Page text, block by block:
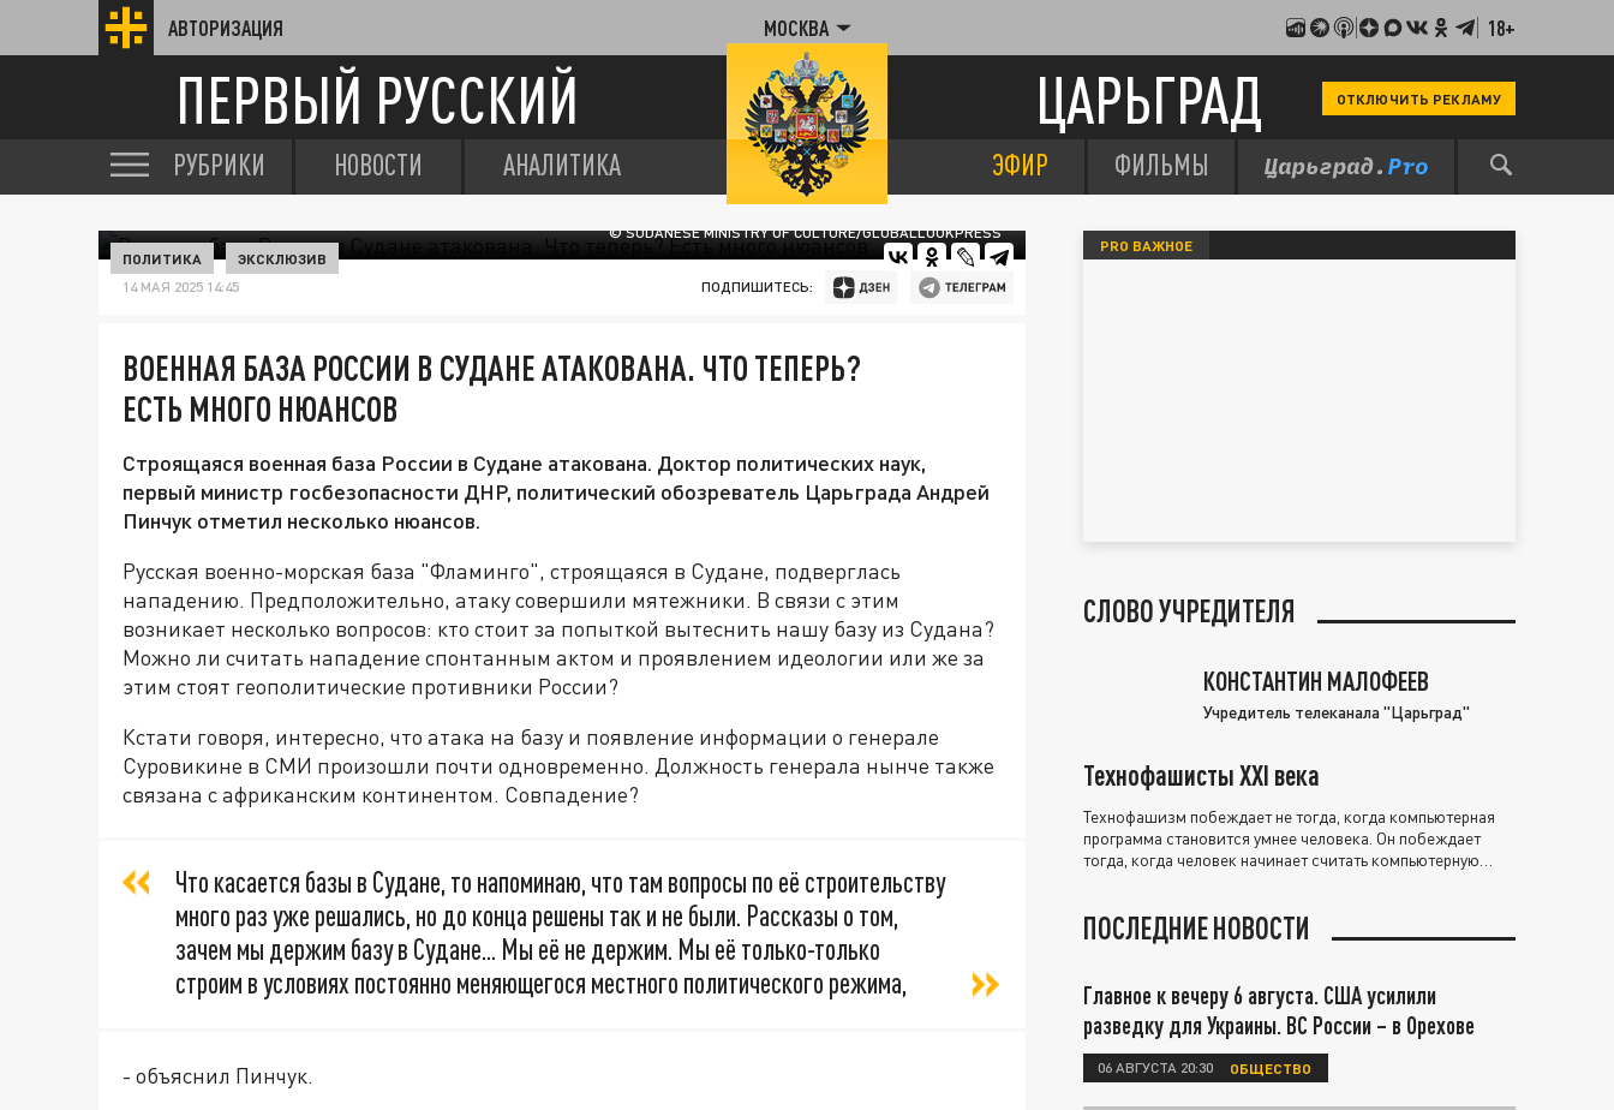
АВТОРИЗАЦИЯ МОСКВА 18+
ПЕРВЫЙ РУССКИЙ ЦАРЬГРАД ОТКЛЮЧИТЬ РЕКЛАМУ
РУБРИКИ НОВОСТИ АНАЛИТИКА ЭФИР ФИЛЬМЫ
© SUDANESE MINISTRY OF CULTURE/GLOBALLOOKPRESS
ПОЛИТИКА ЭКСКЛЮЗИВ
14 МАЯ 2025 14:45 ПОДПИШИТЕСЬ:
ВОЕННАЯ БАЗА РОССИИ В СУДАНЕ АТАКОВАНА. ЧТО ТЕПЕРЬ?
ЕСТЬ МНОГО НЮАНСОВ
Строящаяся военная база России в Судане атакована. Доктор политических наук,
первый министр госбезопасности ДНР, политический обозреватель Царьграда Андрей
Пинчук отметил несколько нюансов.
Русская военно-морская база "Фламинго", строящаяся в Судане, подверглась
нападению. Предположительно, атаку совершили мятежники. В связи с этим
возникает несколько вопросов: кто стоит за попыткой вытеснить нашу базу из Судана?
Можно ли считать нападение спонтанным актом и проявлением идеологии или же за
этим стоят геополитические противники России?
Кстати говоря, интересно, что атака на базу и появление информации о генерале
Суровикине в СМИ произошли почти одновременно. Должность генерала нынче также
связана с африканским континентом. Совпадение?
Что касается базы в Судане, то напоминаю, что там вопросы по её строительству
много раз уже решались, но до конца решены так и не были. Рассказы о том,
зачем мы держим базу в Судане... Мы её не держим. Мы её только-только
строим в условиях постоянно меняющегося местного политического режима,
- объяснил Пинчук.
PRO ВАЖНОЕ
СЛОВО УЧРЕДИТЕЛЯ
КОНСТАНТИН МАЛОФЕЕВ
Учредитель телеканала "Царьград"
Технофашисты XXI века
Технофашизм побеждает не тогда, когда компьютерная
программа становится умнее человека. Он побеждает
тогда, когда человек начинает считать компьютерную
ПОСЛЕДНИЕ НОВОСТИ
Главное к вечеру 6 августа. США усилили
разведку для Украины. ВС России – в Орехове
06 АВГУСТА 20:30 ОБЩЕСТВО